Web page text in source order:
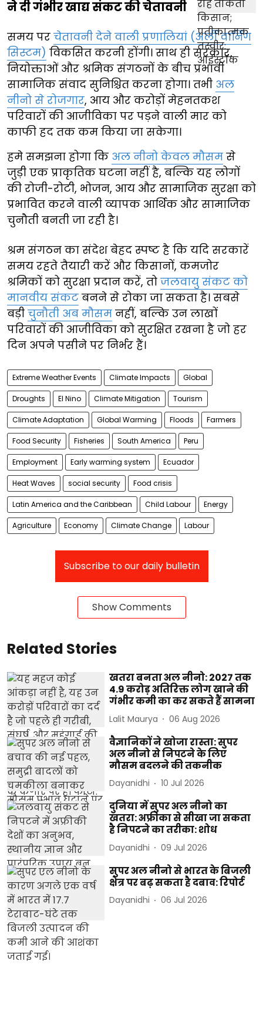
ने दी गंभीर खाद्य संकट की चेतावनी
समय पर चेतावनी देने वाली प्रणालियां (अर्ली वार्निंग
सिस्टम) विकसित करनी होंगी। साथ ही सरकार,
नियोक्ताओं और श्रमिक संगठनों के बीच प्रभावी
सामाजिक संवाद सुनिश्चित करना होगा। तभी अल
नीनो से रोजगार, आय और करोड़ों मेहनतकश
परिवारों की आजीविका पर पड़ने वाली मार को
काफी हद तक कम किया जा सकेगा।
हमे समझना होगा कि अल नीनो केवल मौसम से
जुड़ी एक प्राकृतिक घटना नहीं है, बल्कि यह लोगों
की रोजी-रोटी, भोजन, आय और सामाजिक सुरक्षा को
प्रभावित करने वाली व्यापक आर्थिक और सामाजिक
चुनौती बनती जा रही है।
श्रम संगठन का संदेश बेहद स्पष्ट है कि यदि सरकारें
समय रहते तैयारी करें और किसानों, कमजोर
श्रमिकों को सुरक्षा प्रदान करें, तो जलवायु संकट को
मानवीय संकट बनने से रोका जा सकता है। सबसे
बड़ी चुनौती अब मौसम नहीं, बल्कि उन लाखों
परिवारों की आजीविका को सुरक्षित रखना है जो हर
दिन अपने पसीने पर निर्भर हैं।
Extreme Weather Events Climate Impacts Global
Droughts El Nino Climate Mitigation Tourism
Climate Adaptation Global Warming Floods Farmers
Food Security Fisheries South America Peru
Employment Early warming system Ecuador
Heat Waves social security Food crisis
Latin America and the Caribbean Child Labour Energy
Agriculture Economy Climate Change Labour
Subscribe to our daily bulletin
Show Comments
Related Stories
खतरा बनता अल नीनो: 2027 तक
4.9 करोड़ अतिरिक्त लोग खाने की
गंभीर कमी का कर सकते हैं सामना
Lalit Maurya 06 Aug 2026
वैज्ञानिकों ने खोजा रास्ता: सुपर
अल नीनो से निपटने के लिए
मौसम बदलने की तकनीक
Dayanidhi 10 Jul 2026
दुनिया में सुपर अल नीनो का
खतरा: अफ्रीका से सीखा जा सकता
है निपटने का तरीका: शोध
Dayanidhi 09 Jul 2026
सुपर अल नीनो से भारत के बिजली
क्षेत्र पर बढ़ सकता है दबाव: रिपोर्ट
Dayanidhi 06 Jul 2026